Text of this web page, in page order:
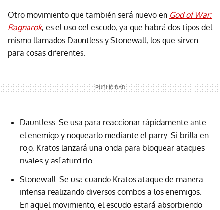
Otro movimiento que también será nuevo en God of War:
Ragnarok, es el uso del escudo, ya que habrá dos tipos del
mismo llamados Dauntless y Stonewall, los que sirven
para cosas diferentes.
Dauntless: Se usa para reaccionar rápidamente ante
el enemigo y noquearlo mediante el parry. Si brilla en
rojo, Kratos lanzará una onda para bloquear ataques
rivales y así aturdirlo
Stonewall: Se usa cuando Kratos ataque de manera
intensa realizando diversos combos a los enemigos.
En aquel movimiento, el escudo estará absorbiendo